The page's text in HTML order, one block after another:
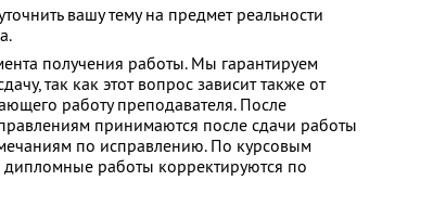
вашу тему на предмет реальности
получения работы. Мы гарантируем
так как этот вопрос зависит также от
работу преподавателя. После
принимаются после сдачи работы
по исправлению. По курсовым
работы корректируются по